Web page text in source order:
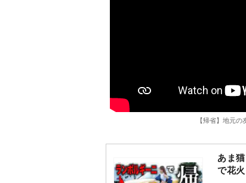
【帰省】地元
あま
で花